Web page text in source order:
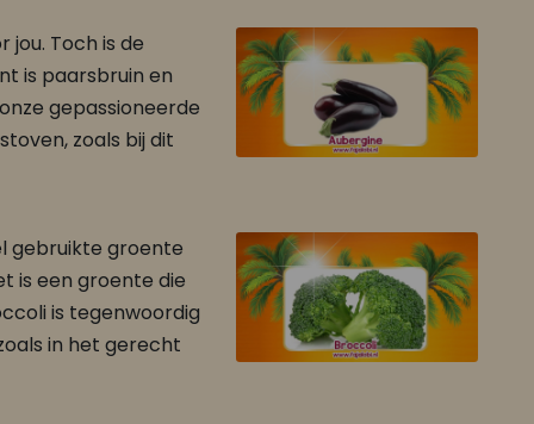
Toch is de
is paarsbruin en
gepassioneerde
zoals bij dit
gebruikte groente
is een groente die
is tegenwoordig
in het gerecht